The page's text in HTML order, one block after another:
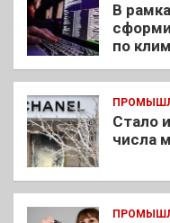
В
по
Стало
числа